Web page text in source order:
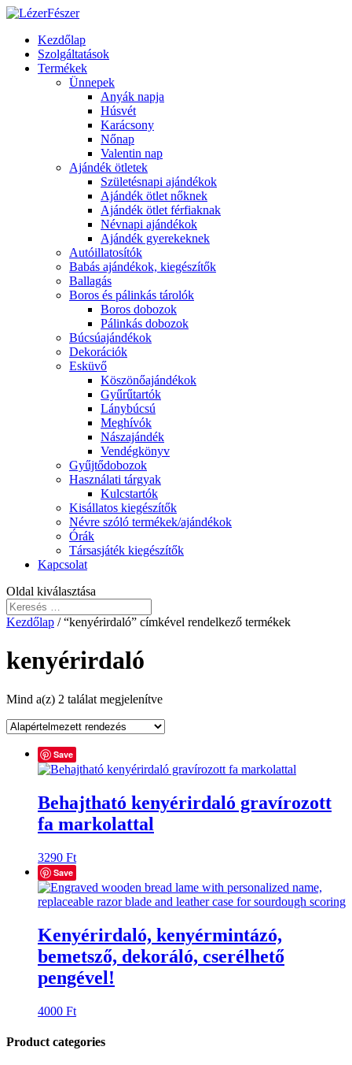
Kezdőlap
Szolgáltatások
Termékek
Ünnepek
Anyák napja
Húsvét
Karácsony
Nőnap
Valentin nap
Ajándék ötletek
Születésnapi ajándékok
Ajándék ötlet nőknek
Ajándék ötlet férfiaknak
Névnapi ajándékok
Ajándék gyerekeknek
Autóillatosítók
Babás ajándékok, kiegészítők
Ballagás
Boros és pálinkás tárolók
Boros dobozok
Pálinkás dobozok
Búcsúajándékok
Dekorációk
Esküvő
Köszönőajándékok
Gyűrűtartók
Lánybúcsú
Meghívók
Nászajándék
Vendégkönyv
Gyűjtődobozok
Használati tárgyak
Kulcstartók
Kisállatos kiegészítők
Névre szóló termékek/ajándékok
Órák
Társasjáték kiegészítők
Kapcsolat
Oldal kiválasztása
Kezdőlap / “kenyérirdaló” címkével rendelkező termékek
kenyérirdaló
Mind a(z) 2 találat megjelenítve
Save
Behajtható kenyérirdaló gravírozott
fa markolattal
3290 Ft
Save
Kenyérirdaló, kenyérmintázó,
bemetsző, dekoráló, cserélhető
pengével!
4000 Ft
Product categories